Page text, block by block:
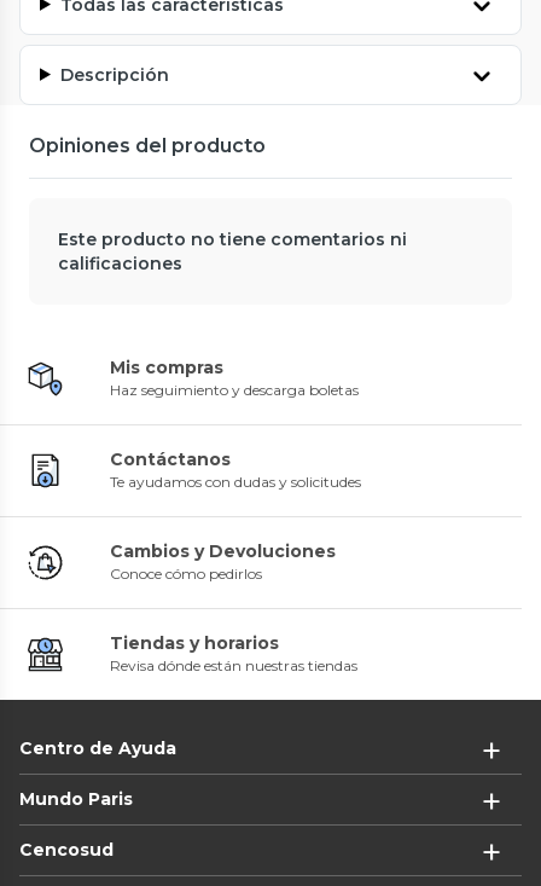
Descripción
Opiniones del producto
Este producto no tiene comentarios ni
calificaciones
Mis compras
Haz seguimiento y descarga boletas
Contáctanos
Te ayudamos con dudas y solicitudes
Cambios y Devoluciones
Conoce cómo pedirlos
Tiendas y horarios
Revisa dónde están nuestras tiendas
Centro de Ayuda
Mundo Paris
Cencosud